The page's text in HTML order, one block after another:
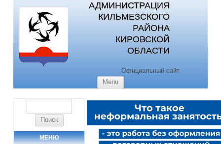
АДМИНИСТРАЦИЯ
КИЛЬМЕЗСКОГО
РАЙОНА
КИРОВСКОЙ
ОБЛАСТИ
Официальный сайт
Menu
МЕНЮ